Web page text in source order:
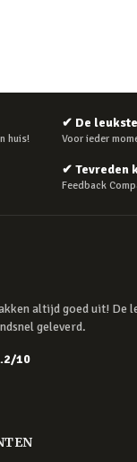
huis!
✔ De
Voor ieder
✔ Tevreden
Feedback
altijd goed uit! De
geleverd.
/10